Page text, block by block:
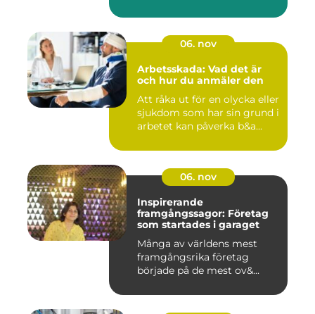
06. nov
Arbetsskada: Vad det är
och hur du anmäler den
Att råka ut för en olycka eller
sjukdom som har sin grund i
arbetet kan påverka b&a...
06. nov
Inspirerande
framgångssagor: Företag
som startades i garaget
Många av världens mest
framgångsrika företag
började på de mest ov&...